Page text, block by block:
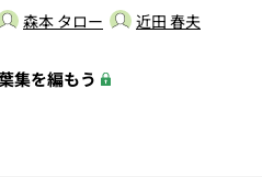
森本 タロー 近田 春夫
集を編もう